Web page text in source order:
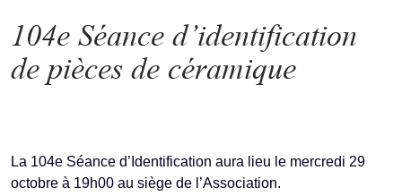
104e Séance d’identification
de pièces de céramique
La 104e Séance d’Identification aura lieu le mercredi 29
octobre à 19h00 au siège de l’Association.